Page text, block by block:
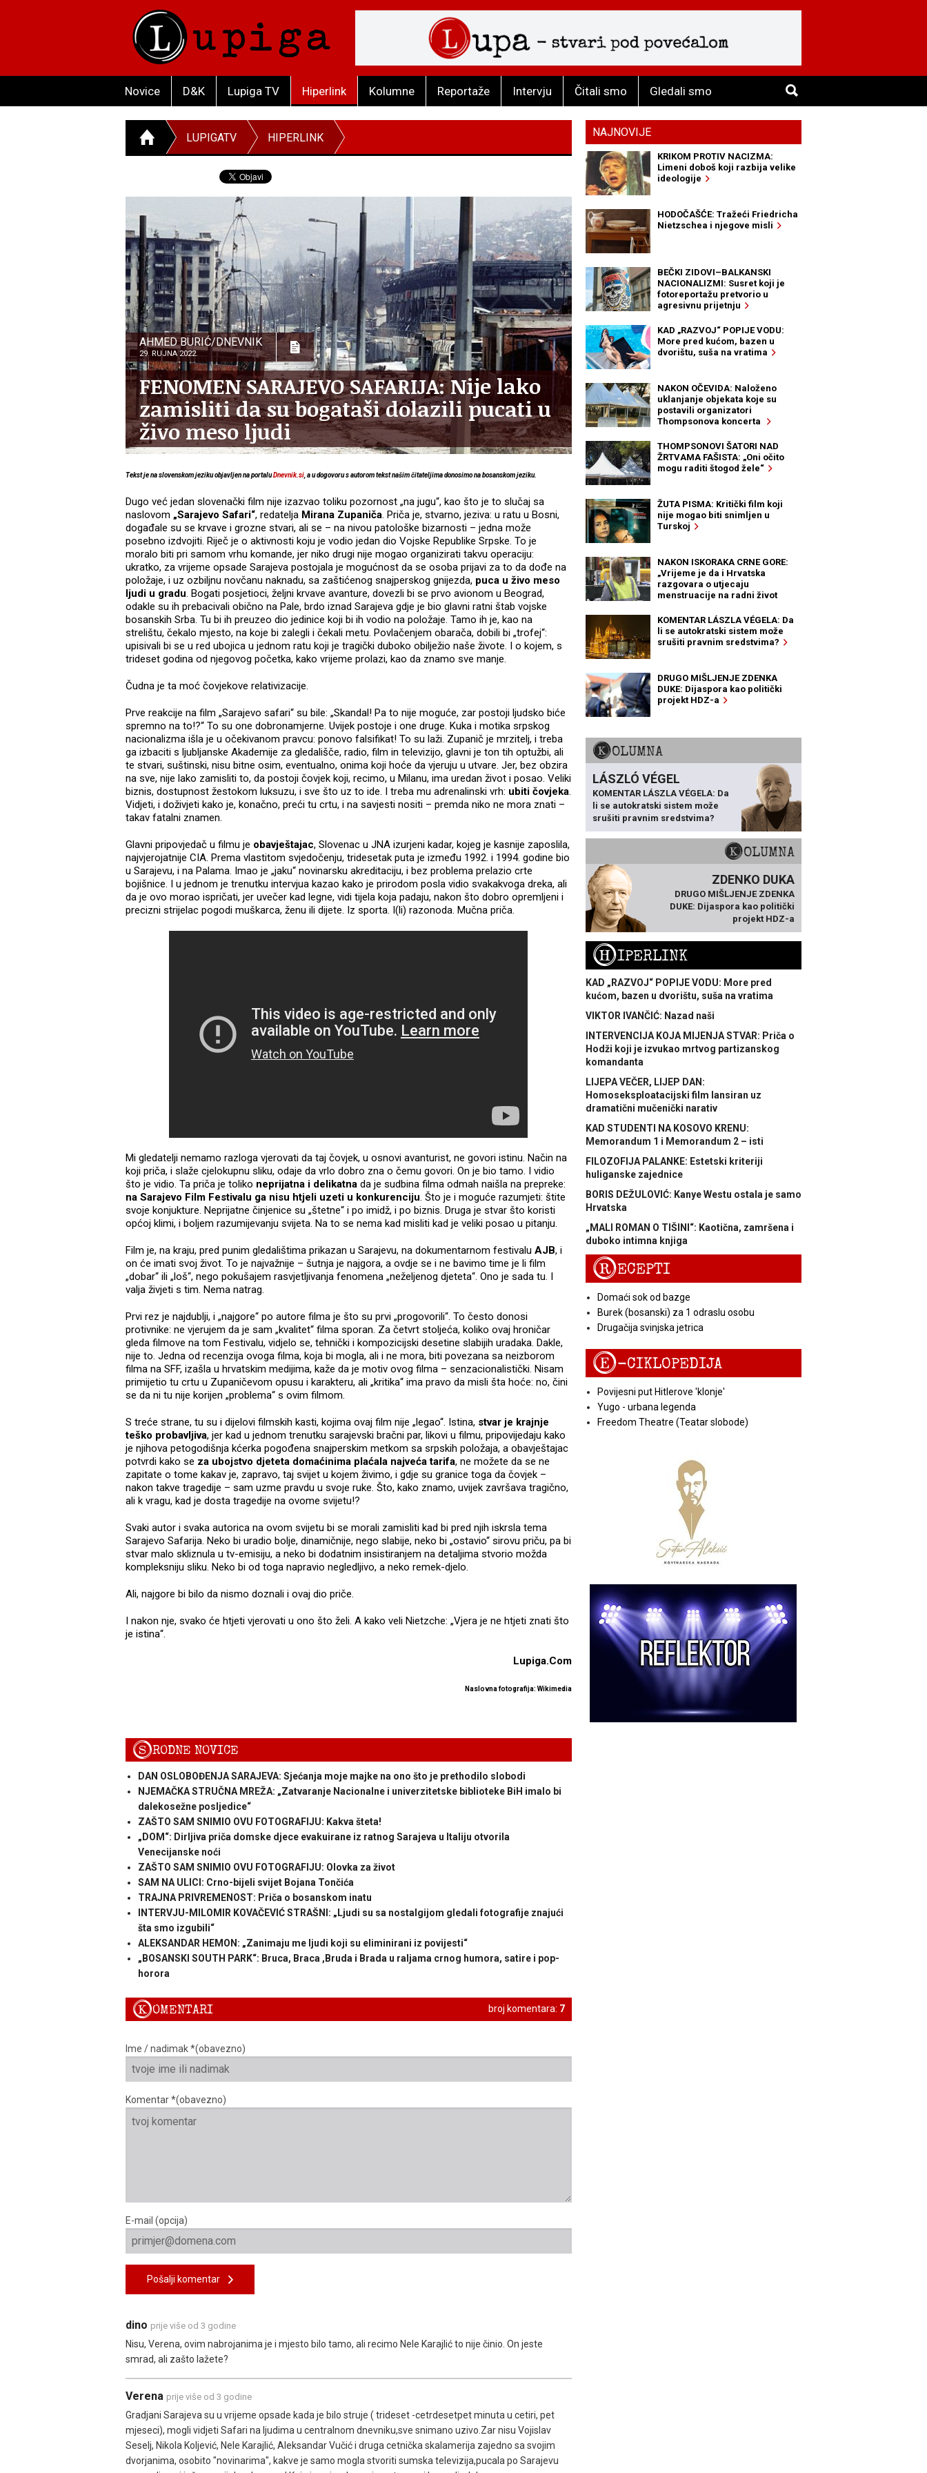
Novice D&K Lupiga TV Hiperlink Kolumne Reportaže Intervju Čitali smo Gledali smo
LUPIGATV HIPERLINK
AHMED BURIĆ/DNEVNIK
29. RUJNA 2022.
FENOMEN SARAJEVO SAFARIJA: Nije lako
zamisliti da su bogataši dolazili pucati u
živo meso ljudi
Tekst je na slovenskom jeziku objavljen na portaluDnevnik.si, a u dogovoru s autorom tekst našim čitateljima donosimo na bosanskom jeziku.
Dugo već jedan slovenački film nije izazvao toliku pozornost „na jugu“, kao što je to slučaj sa
naslovom „Sarajevo Safari“, redatelja Mirana Zupaniča. Priča je, stvarno, jeziva: u ratu u Bosni,
događale su se krvave i grozne stvari, ali se – na nivou patološke bizarnosti – jedna može
posebno izdvojiti. Riječ je o aktivnosti koju je vodio jedan dio Vojske Republike Srpske. To je
moralo biti pri samom vrhu komande, jer niko drugi nije mogao organizirati takvu operaciju:
ukratko, za vrijeme opsade Sarajeva postojala je mogućnost da se osoba prijavi za to da dođe na
položaje, i uz ozbiljnu novčanu naknadu, sa zaštićenog snajperskog gnijezda, puca u živo meso
ljudi u gradu. Bogati posjetioci, željni krvave avanture, dovezli bi se prvo avionom u Beograd,
odakle su ih prebacivali obično na Pale, brdo iznad Sarajeva gdje je bio glavni ratni štab vojske
bosanskih Srba. Tu bi ih preuzeo dio jedinice koji bi ih vodio na položaje. Tamo ih je, kao na
strelištu, čekalo mjesto, na koje bi zalegli i čekali metu. Povlačenjem obarača, dobili bi „trofej“:
upisivali bi se u red ubojica u jednom ratu koji je tragički duboko obilježio naše živote. I o kojem, s
trideset godina od njegovog početka, kako vrijeme prolazi, kao da znamo sve manje.
Čudna je ta moć čovjekove relativizacije.
Prve reakcije na film „Sarajevo safari“ su bile: „Skandal! Pa to nije moguće, zar postoji ljudsko biće
spremno na to!?“ To su one dobronamjerne. Uvijek postoje i one druge. Kuka i motika srpskog
nacionalizma išla je u očekivanom pravcu: ponovo falsifikat! To su laži. Zupanič je mrzitelj, i treba
ga izbaciti s ljubljanske Akademije za gledališče, radio, film in televizijo, glavni je ton tih optužbi, ali
te stvari, suštinski, nisu bitne osim, eventualno, onima koji hoće da vjeruju u utvare. Jer, bez obzira
na sve, nije lako zamisliti to, da postoji čovjek koji, recimo, u Milanu, ima uredan život i posao. Veliki
biznis, dostupnost žestokom luksuzu, i sve što uz to ide. I treba mu adrenalinski vrh: ubiti čovjeka.
Vidjeti, i doživjeti kako je, konačno, preći tu crtu, i na savjesti nositi – premda niko ne mora znati –
takav fatalni znamen.
Glavni pripovjedač u filmu je obavještajac, Slovenac u JNA izurjeni kadar, kojeg je kasnije zaposlila,
najvjerojatnije CIA. Prema vlastitom svjedočenju, tridesetak puta je između 1992. i 1994. godine bio
u Sarajevu, i na Palama. Imao je „jaku“ novinarsku akreditaciju, i bez problema prelazio crte
bojišnice. I u jednom je trenutku intervjua kazao kako je prirodom posla vidio svakakvoga dreka, ali
da je ovo morao ispričati, jer uvečer kad legne, vidi tijela koja padaju, nakon što dobro opremljeni i
precizni strijelac pogodi muškarca, ženu ili dijete. Iz sporta. I(li) razonoda. Mučna priča.
Mi gledatelji nemamo razloga vjerovati da taj čovjek, u osnovi avanturist, ne govori istinu. Način na
koji priča, i slaže cjelokupnu sliku, odaje da vrlo dobro zna o čemu govori. On je bio tamo. I vidio
što je vidio. Ta priča je toliko neprijatna i delikatna da je sudbina filma odmah naišla na prepreke:
na Sarajevo Film Festivalu ga nisu htjeli uzeti u konkurenciju. Što je i moguće razumjeti: štite
svoje konjukture. Neprijatne činjenice su „štetne“ i po imidž, i po biznis. Druga je stvar što koristi
općoj klimi, i boljem razumijevanju svijeta. Na to se nema kad misliti kad je veliki posao u pitanju.
Film je, na kraju, pred punim gledalištima prikazan u Sarajevu, na dokumentarnom festivalu AJB, i
on će imati svoj život. To je najvažnije – šutnja je najgora, a ovdje se i ne bavimo time je li film
„dobar“ ili „loš“, nego pokušajem rasvjetljivanja fenomena „neželjenog djeteta“. Ono je sada tu. I
valja živjeti s tim. Nema natrag.
Prvi rez je najdublji, i „najgore“ po autore filma je što su prvi „progovorili“. To često donosi
protivnike: ne vjerujem da je sam „kvalitet“ filma sporan. Za četvrt stoljeća, koliko ovaj hroničar
gleda filmove na tom Festivalu, vidjelo se, tehnički i kompozicijski desetine slabijih uradaka. Dakle,
nije to. Jedna od recenzija ovoga filma, koja bi mogla, ali i ne mora, biti povezana sa neizborom
filma na SFF, izašla u hrvatskim medijima, kaže da je motiv ovog filma – senzacionalistički. Nisam
primijetio tu crtu u Zupaničevom opusu i karakteru, ali „kritika“ ima pravo da misli šta hoće: no, čini
se da ni tu nije korijen „problema“ s ovim filmom.
S treće strane, tu su i dijelovi filmskih kasti, kojima ovaj film nije „legao“. Istina, stvar je krajnje
teško probavljiva, jer kad u jednom trenutku sarajevski bračni par, likovi u filmu, pripovijedaju kako
je njihova petogodišnja kćerka pogođena snajperskim metkom sa srpskih položaja, a obavještajac
potvrdi kako se za ubojstvo djeteta domaćinima plaćala najveća tarifa, ne možete da se ne
zapitate o tome kakav je, zapravo, taj svijet u kojem živimo, i gdje su granice toga da čovjek –
nakon takve tragedije – sam uzme pravdu u svoje ruke. Što, kako znamo, uvijek završava tragično,
ali k vragu, kad je dosta tragedije na ovome svijetu!?
Svaki autor i svaka autorica na ovom svijetu bi se morali zamisliti kad bi pred njih iskrsla tema
Sarajevo Safarija. Neko bi uradio bolje, dinamičnije, nego slabije, neko bi „ostavio“ sirovu priču, pa bi
stvar malo skliznula u tv-emisiju, a neko bi dodatnim insistiranjem na detaljima stvorio možda
kompleksniju sliku. Neko bi od toga napravio negledljivo, a neko remek-djelo.
Ali, najgore bi bilo da nismo doznali i ovaj dio priče.
I nakon nje, svako će htjeti vjerovati u ono što želi. A kako veli Nietzche: „Vjera je ne htjeti znati što
je istina“.
Lupiga.Com
Naslovna fotografija: Wikimedia
SRODNE NOVICE
DAN OSLOBOĐENJA SARAJEVA: Sjećanja moje majke na ono što je prethodilo slobodi
NJEMAČKA STRUČNA MREŽA: „Zatvaranje Nacionalne i univerzitetske biblioteke BiH imalo bi
dalekosežne posljedice“
ZAŠTO SAM SNIMIO OVU FOTOGRAFIJU: Kakva šteta!
„DOM“: Dirljiva priča domske djece evakuirane iz ratnog Sarajeva u Italiju otvorila
Venecijanske noći
ZAŠTO SAM SNIMIO OVU FOTOGRAFIJU: Olovka za život
SAM NA ULICI: Crno-bijeli svijet Bojana Tončića
TRAJNA PRIVREMENOST: Priča o bosanskom inatu
INTERVJU-MILOMIR KOVAČEVIĆ STRAŠNI: „Ljudi su sa nostalgijom gledali fotografije znajući
šta smo izgubili“
ALEKSANDAR HEMON: „Zanimaju me ljudi koji su eliminirani iz povijesti“
„BOSANSKI SOUTH PARK“: Bruca, Braca ,Bruda i Brada u raljama crnog humora, satire i pop-
horora
broj komentara: 7
KOMENTARI
Ime / nadimak *(obavezno)
Komentar *(obavezno)
E-mail (opcija)
Pošalji komentar
dino prije više od 3 godine
Nisu, Verena, ovim nabrojanima je i mjesto bilo tamo, ali recimo Nele Karajlić to nije činio. On jeste
smrad, ali zašto lažete?
Verena prije više od 3 godine
Gradjani Sarajeva su u vrijeme opsade kada je bilo struje ( trideset -cetrdesetpet minuta u cetiri, pet
mjeseci), mogli vidjeti Safari na ljudima u centralnom dnevniku,sve snimano uzivo.Zar nisu Vojislav
Seselj, Nikola Koljević, Nele Karajlić, Aleksandar Vučić i druga cetnička skalamerija zajedno sa svojim
dvorjanima, osobito "novinarima", kakve je samo mogla stvoriti sumska televizija,pucala po Sarajevu
NAJNOVIJE
KRIKOM PROTIV NACIZMA:
Limeni doboš koji razbija velike
ideologije
HODOČAŠĆE: Tražeći Friedricha
Nietzschea i njegove misli
BEČKI ZIDOVI–BALKANSKI
NACIONALIZMI: Susret koji je
fotoreportažu pretvorio u
agresivnu prijetnju
KAD „RAZVOJ“ POPIJE VODU:
More pred kućom, bazen u
dvorištu, suša na vratima
NAKON OČEVIDA: Naloženo
uklanjanje objekata koje su
postavili organizatori
Thompsonova koncerta
THOMPSONOVI ŠATORI NAD
ŽRTVAMA FAŠISTA: „Oni očito
mogu raditi štogod žele“
ŽUTA PISMA: Kritički film koji
nije mogao biti snimljen u
Turskoj
NAKON ISKORAKA CRNE GORE:
„Vrijeme je da i Hrvatska
razgovara o utjecaju
menstruacije na radni život
KOMENTAR LÁSZLA VÉGELA: Da
li se autokratski sistem može
srušiti pravnim sredstvima?
DRUGO MIŠLJENJE ZDENKA
DUKE: Dijaspora kao politički
projekt HDZ-a
KOLUMNA
LÁSZLÓ VÉGEL
KOMENTAR LÁSZLA VÉGELA: Da
li se autokratski sistem može
srušiti pravnim sredstvima?
KOLUMNA
ZDENKO DUKA
DRUGO MIŠLJENJE ZDENKA
DUKE: Dijaspora kao politički
projekt HDZ-a
HIPERLINK
KAD „RAZVOJ“ POPIJE VODU: More pred
kućom, bazen u dvorištu, suša na vratima
VIKTOR IVANČIĆ: Nazad naši
INTERVENCIJA KOJA MIJENJA STVAR: Priča o
Hodži koji je izvukao mrtvog partizanskog
komandanta
LIJEPA VEČER, LIJEP DAN:
Homoseksploatacijski film lansiran uz
dramatični mučenički narativ
KAD STUDENTI NA KOSOVO KRENU:
Memorandum 1 i Memorandum 2 – isti
FILOZOFIJA PALANKE: Estetski kriteriji
huliganske zajednice
BORIS DEŽULOVIĆ: Kanye Westu ostala je samo
Hrvatska
„MALI ROMAN O TIŠINI“: Kaotična, zamršena i
duboko intimna knjiga
RECEPTI
Domaći sok od bazge
Burek (bosanski) za 1 odraslu osobu
Drugačija svinjska jetrica
E-CIKLOPEDIJA
Povijesni put Hitlerove 'klonje'
Yugo - urbana legenda
Freedom Theatre (Teatar slobode)